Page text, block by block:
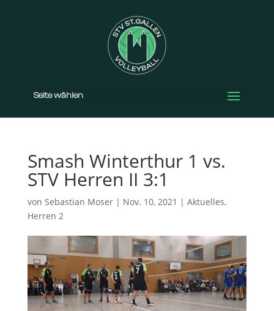
Seite wählen
Smash Winterthur 1 vs.
STV Herren II 3:1
von Sebastian Moser| Nov. 10, 2021 | Aktuelles,
Herren 2